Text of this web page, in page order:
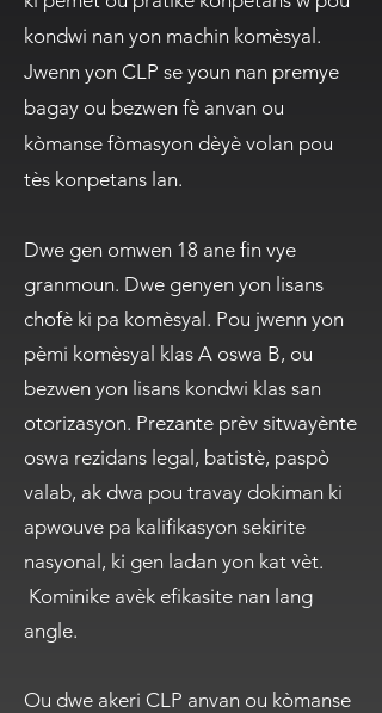
kondwi nan yon machin komèsyal.
Jwenn yon CLP se youn nan premye
bagay ou bezwen fè anvan ou
kòmanse fòmasyon dèyè volan pou
tès konpetans lan.
Dwe gen omwen 18 ane fin vye
granmoun. Dwe genyen yon lisans
chofè ki pa komèsyal. Pou jwenn yon
pèmi komèsyal klas A oswa B, ou
bezwen yon lisans kondwi klas san
otorizasyon. Prezante prèv sitwayènte
oswa rezidans legal, batistè, paspò
valab, ak dwa pou travay dokiman ki
apwouve pa kalifikasyon sekirite
nasyonal, ki gen ladan yon kat vèt.
Kominike avèk efikasite nan lang
angle.
Ou dwe akeri CLP anvan ou kòmanse